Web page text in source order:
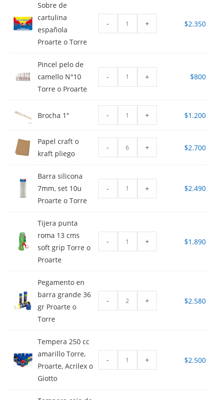
Sobre de
cartulina
española
Proarte o Torre
- + $2.350
Pincel pelo de
camello N°10
Torre o Proarte
- + $800
Brocha 1" - + $1.200
Papel craft o
kraft pliego
- + $2.700
Barra silicona
7mm, set 10u
Proarte o Torre
- + $2.490
Tijera punta
roma 13 cms
soft grip Torre o
Proarte
- + $1.890
Pegamento en
barra grande 36
gr Proarte o
Torre
- + $2.580
Tempera 250 cc
amarillo Torre,
Proarte, Acrilex o
Giotto
- + $2.500